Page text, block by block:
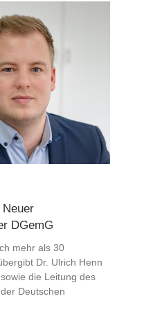
Neuer
DGemG
mehr als 30
Dr. Ulrich Henn
die Leitung des
Deutschen